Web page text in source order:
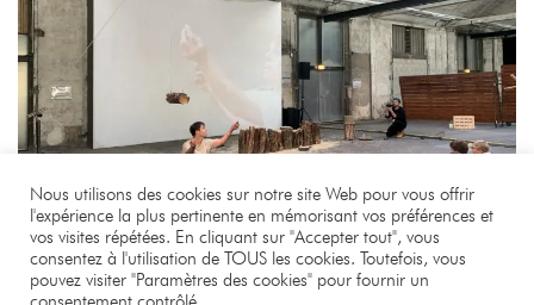
Nous utilisons des cookies sur notre site Web pour vous offrir
l'expérience la plus pertinente en mémorisant vos préférences et
vos visites répétées. En cliquant sur "Accepter tout", vous
consentez à l'utilisation de TOUS les cookies. Toutefois, vous
pouvez visiter "Paramètres des cookies" pour fournir un
consentement contrôlé.